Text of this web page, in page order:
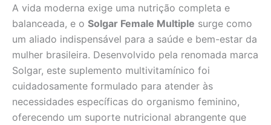
A vida moderna exige uma nutrição completa e
balanceada, e o Solgar Female Multiple surge como
um aliado indispensável para a saúde e bem-estar da
mulher brasileira. Desenvolvido pela renomada marca
Solgar, este suplemento multivitamínico foi
cuidadosamente formulado para atender às
necessidades específicas do organismo feminino,
oferecendo um suporte nutricional abrangente que